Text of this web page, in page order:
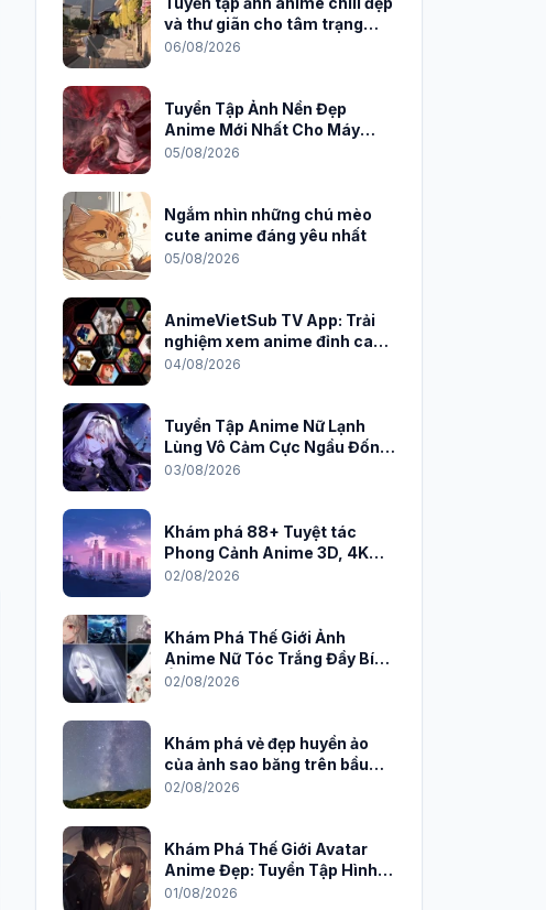
và thư giãn cho tâm trạng
2026
06/08/2026
Tuyển Tập Ảnh Nền Đẹp
Anime Mới Nhất Cho Máy
Tính 2026
05/08/2026
Ngắm nhìn những chú mèo
cute anime đáng yêu nhất
05/08/2026
AnimeVietSub TV App: Trải
nghiệm xem anime đỉnh cao
trên PC
04/08/2026
Tuyển Tập Anime Nữ Lạnh
Lùng Vô Cảm Cực Ngầu Đốn
Tim Fan
03/08/2026
Khám phá 88+ Tuyệt tác
Phong Cảnh Anime 3D, 4K
Sắc Nét
02/08/2026
Khám Phá Thế Giới Ảnh
Anime Nữ Tóc Trắng Đầy Bí
Ẩn và Quyến Rũ
02/08/2026
Khám phá vẻ đẹp huyền ảo
của ảnh sao băng trên bầu
trời đêm
02/08/2026
Khám Phá Thế Giới Avatar
Anime Đẹp: Tuyển Tập Hình
Nền Độc Đáo Cho Năm 2026
01/08/2026